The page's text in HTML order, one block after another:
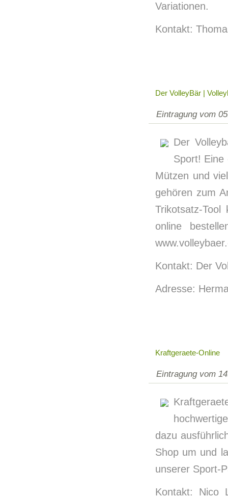
Variationen.
Kontakt:
Der VolleyBär |
Eintragung vom
Der
Sport! Eine
Mützen und
gehören zum
Trikotsatz-
online
Kontakt: Der
Adresse:
Kraftgeraete-Online
Eintragung vom
dazu
Shop um und
unserer Sport-
Kontakt: Nico